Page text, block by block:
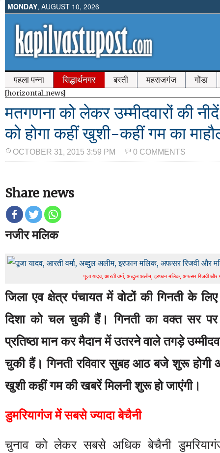
MONDAY, AUGUST 10, 2026
पहला पन्ना सिद्धार्थनगर बस्ती महराजगंज गोंडा
[horizontal_news]
मतगणना को लेकर उम्मीदवारों की नीदें
को होगा कहीं खुशी-कहीं गम का
OCTOBER 31, 2015 3:59 PM 0 COMMENTS
Share news
नजीर मलिक
पूजा यादव, आरती वर्मा, अब्दुल अलीम, इरफान मलिक, अफसर रिजवी
जिला एव क्षेत्र पंचायत में वोटों की गिनती के
दिशा को चल चुकी हैं। गिनती का वक्त सर
प्रतिष्ठा मान कर मैदान में उतरने वाले तगड़े
चुकी हैं। गिनती रविवार सुबह आठ बजे शुरू होगी
खुशी कहीं गम की खबरें मिलनी शुरू हो जाएंगी।
डुमरियागंज में सबसे ज्यादा बेचैनी
चुनाव को लेकर सबसे अधिक बेचैनी